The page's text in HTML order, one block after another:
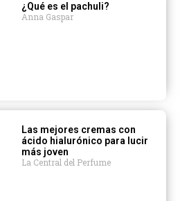
¿Qué es el pachuli?
Anna Gaspar
Las mejores cremas con
ácido hialurónico para lucir
más joven
La Central del Perfume